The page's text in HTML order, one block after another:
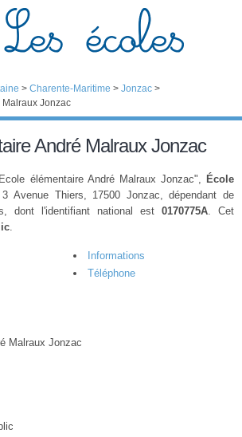
> Charente-Maritime > Jonzac >
Malraux Jonzac
André Malraux Jonzac
élémentaire André Malraux Jonzac", École
Avenue Thiers, 17500 Jonzac, dépendant de
dont l'identifiant national est 0170775A. Cet
.
Informations
Téléphone
Malraux Jonzac